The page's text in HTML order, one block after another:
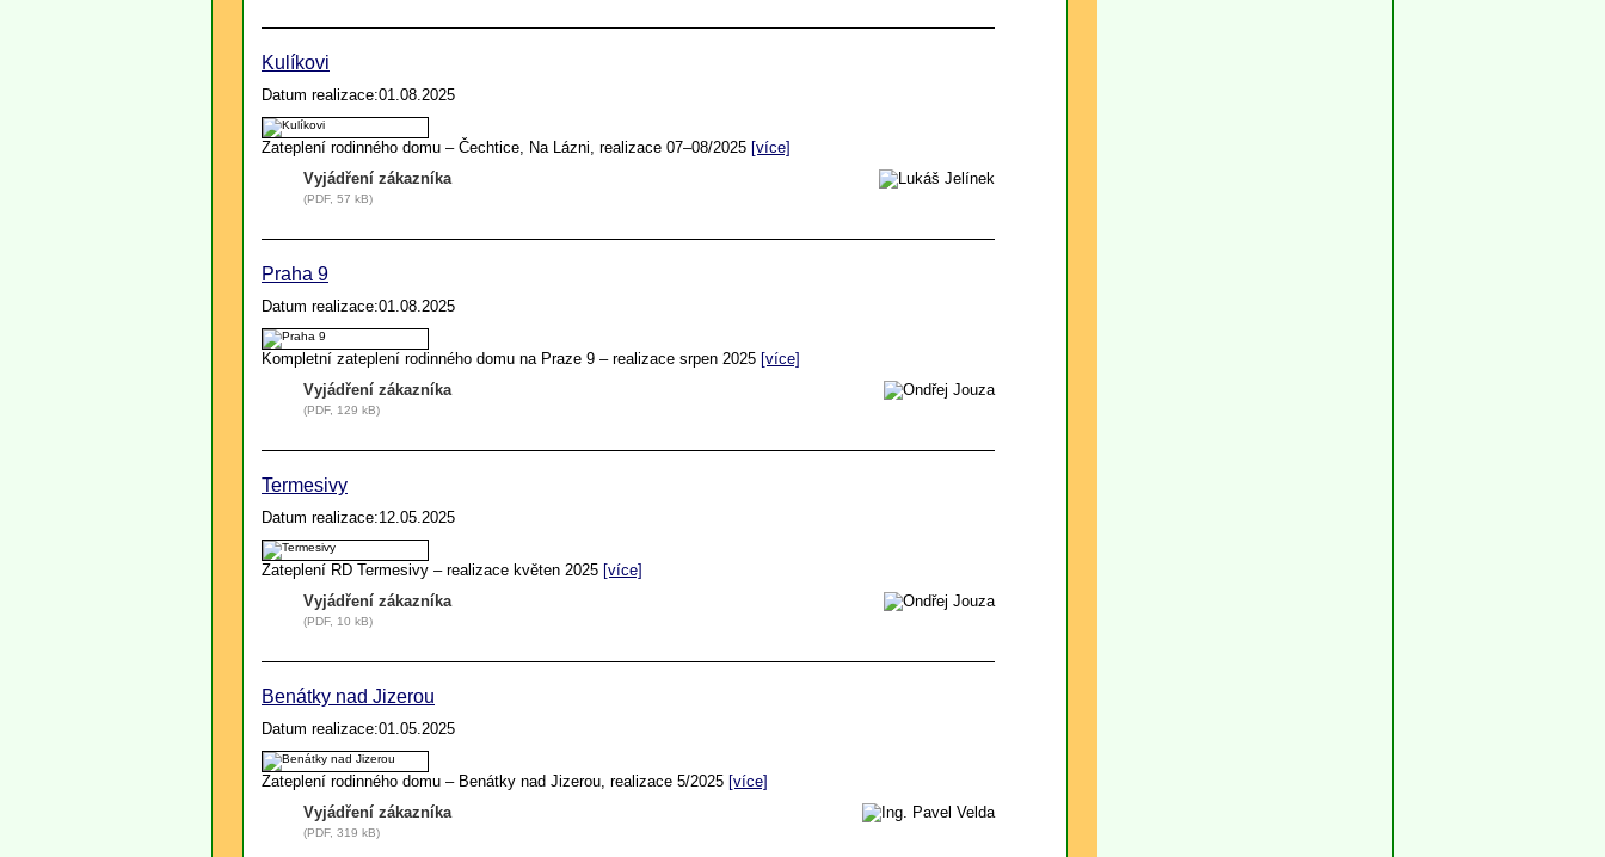
Kulíkovi
Datum realizace:01.08.2025
Zateplení rodinného domu – Čechtice, Na Lázni, realizace 07–08/2025 [více]
Vyjádření zákazníka
(PDF, 57 kB)
Praha 9
Datum realizace:01.08.2025
Kompletní zateplení rodinného domu na Praze 9 – realizace srpen 2025 [více]
Vyjádření zákazníka
(PDF, 129 kB)
Termesivy
Datum realizace:12.05.2025
Zateplení RD Termesivy – realizace květen 2025 [více]
Vyjádření zákazníka
(PDF, 10 kB)
Benátky nad Jizerou
Datum realizace:01.05.2025
Zateplení rodinného domu – Benátky nad Jizerou, realizace 5/2025 [více]
Vyjádření zákazníka
(PDF, 319 kB)